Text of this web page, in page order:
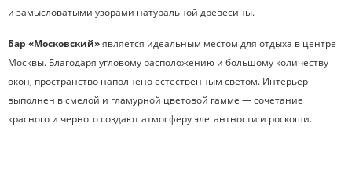
и замысловатыми узорами натуральной древесины.
Бар «Московский»является идеальным местом для отдыха в центре
Москвы. Благодаря угловому расположению и большому количеству
окон, пространство наполнено естественным светом. Интерьер
выполнен в смелой и гламурной цветовой гамме — сочетание
красного и черного создают атмосферу элегантности и роскоши.